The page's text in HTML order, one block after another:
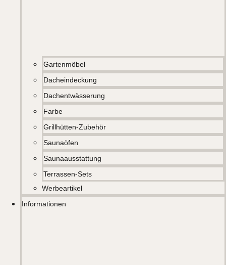
Gartenmöbel
Dacheindeckung
Dachentwässerung
Farbe
Grillhütten-Zubehör
Saunaöfen
Saunaausstattung
Terrassen-Sets
Werbeartikel
Informationen